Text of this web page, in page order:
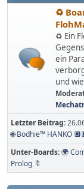
♻️
♻️ Ein
ein
und
Letzter Beitrag:
🌐 Bodhie™ HANKO
Unter-Boards 🌍
Prolog 🔖